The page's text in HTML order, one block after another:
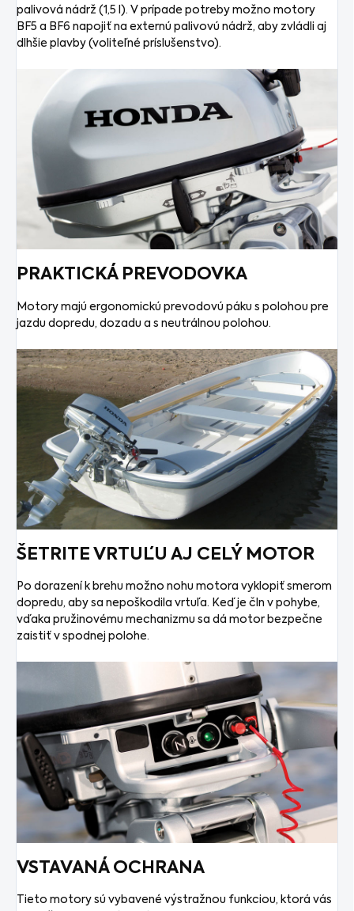
palivová nádrž (1,5 l). V prípade potreby možno motory
BF5 a BF6 napojiť na externú palivovú nádrž, aby zvládli aj
dlhšie plavby (voliteľné príslušenstvo).
PRAKTICKÁ PREVODOVKA
Motory majú ergonomickú prevodovú páku s polohou pre
jazdu dopredu, dozadu a s neutrálnou polohou.
ŠETRITE VRTUĽU AJ CELÝ MOTOR
Po dorazení k brehu možno nohu motora vyklopiť smerom
dopredu, aby sa nepoškodila vrtuľa. Keď je čln v pohybe,
vďaka pružinovému mechanizmu sa dá motor bezpečne
zaistiť v spodnej polohe.
VSTAVANÁ OCHRANA
Tieto motory sú vybavené výstražnou funkciou, ktorá vás